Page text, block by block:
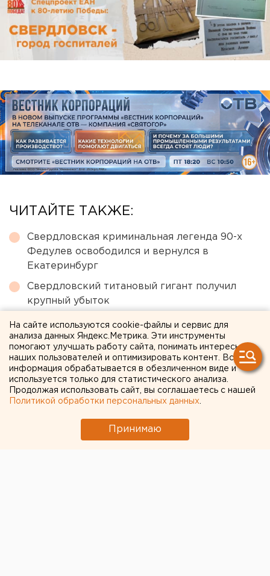
ЧИТАЙТЕ ТАКЖЕ:
Свердловская криминальная легенда 90-х
Федулев освободился и вернулся в
Екатеринбург
Свердловский титановый гигант получил
крупный убыток
МИД призвал россиян готовиться к затяжной
войне
Сгоревший квартал в центре Оренбурга
застроят
Холодную воду возвращают жителям
Екатеринбурга
На сайте используются cookie-файлы и сервис для
анализа данных Яндекс.Метрика. Эти инструменты
помогают улучшать работу сайта, понимать интересы
наших пользователей и оптимизировать контент. Вся
информация обрабатывается в обезличенном виде и
используется только для статистического анализа.
Продолжая использовать сайт, вы соглашаетесь с нашей
Политикой обработки персональных данных
Принимаю